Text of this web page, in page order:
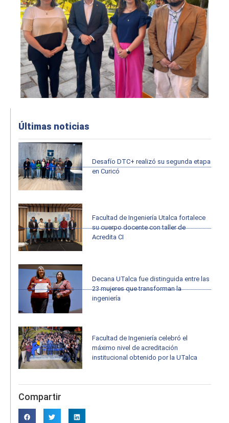
Últimas noticias
Desafío DTC+ realizó su segunda etapa
en Curicó
Facultad de Ingeniería Utalca fortalece
su cuerpo docente con taller de
Acredita CI
Decana UTalca fue distinguida entre las
23 mujeres que transforman la
ingeniería
Facultad de Ingeniería celebró el
máximo nivel de acreditación
institucional obtenido por la UTalca
Compartir